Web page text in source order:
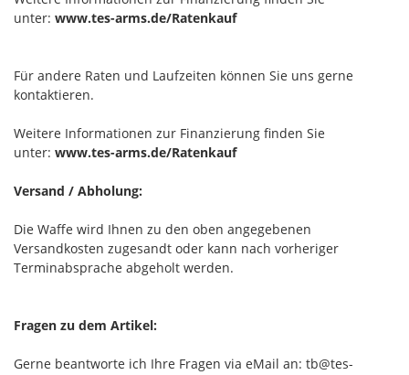
unter: www.tes-arms.de/Ratenkauf
Für andere Raten und Laufzeiten können Sie uns gerne
kontaktieren.
Weitere Informationen zur Finanzierung finden Sie
unter: www.tes-arms.de/Ratenkauf
Versand / Abholung:
Die Waffe wird Ihnen zu den oben angegebenen
Versandkosten zugesandt oder kann nach vorheriger
Terminabsprache abgeholt werden.
Fragen zu dem Artikel:
Gerne beantworte ich Ihre Fragen via eMail an: tb@tes-